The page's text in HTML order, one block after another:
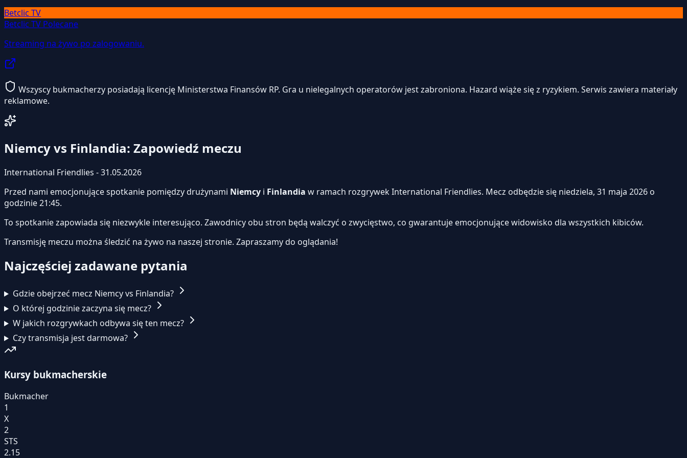
Betclic TV
Betclic TV Polecane
Streaming na żywo po zalogowaniu.
Wszyscy bukmacherzy posiadają licencję Ministerstwa Finansów RP. Gra u nielegalnych operatorów jest zabroniona. Hazard wiąże się z ryzykiem. Serwis zawiera materiały
reklamowe.
Niemcy vs Finlandia: Zapowiedź meczu
International Friendlies - 31.05.2026
Przed nami emocjonujące spotkanie pomiędzy drużynami Niemcy i Finlandia w ramach rozgrywek International Friendlies. Mecz odbędzie się niedziela, 31 maja 2026 o
godzinie 21:45.
To spotkanie zapowiada się niezwykle interesująco. Zawodnicy obu stron będą walczyć o zwycięstwo, co gwarantuje emocjonujące widowisko dla wszystkich kibiców.
Transmisję meczu można śledzić na żywo na naszej stronie. Zapraszamy do oglądania!
Najczęściej zadawane pytania
Gdzie obejrzeć mecz Niemcy vs Finlandia?
O której godzinie zaczyna się mecz?
W jakich rozgrywkach odbywa się ten mecz?
Czy transmisja jest darmowa?
Kursy bukmacherskie
Bukmacher
1
X
2
STS
2.15